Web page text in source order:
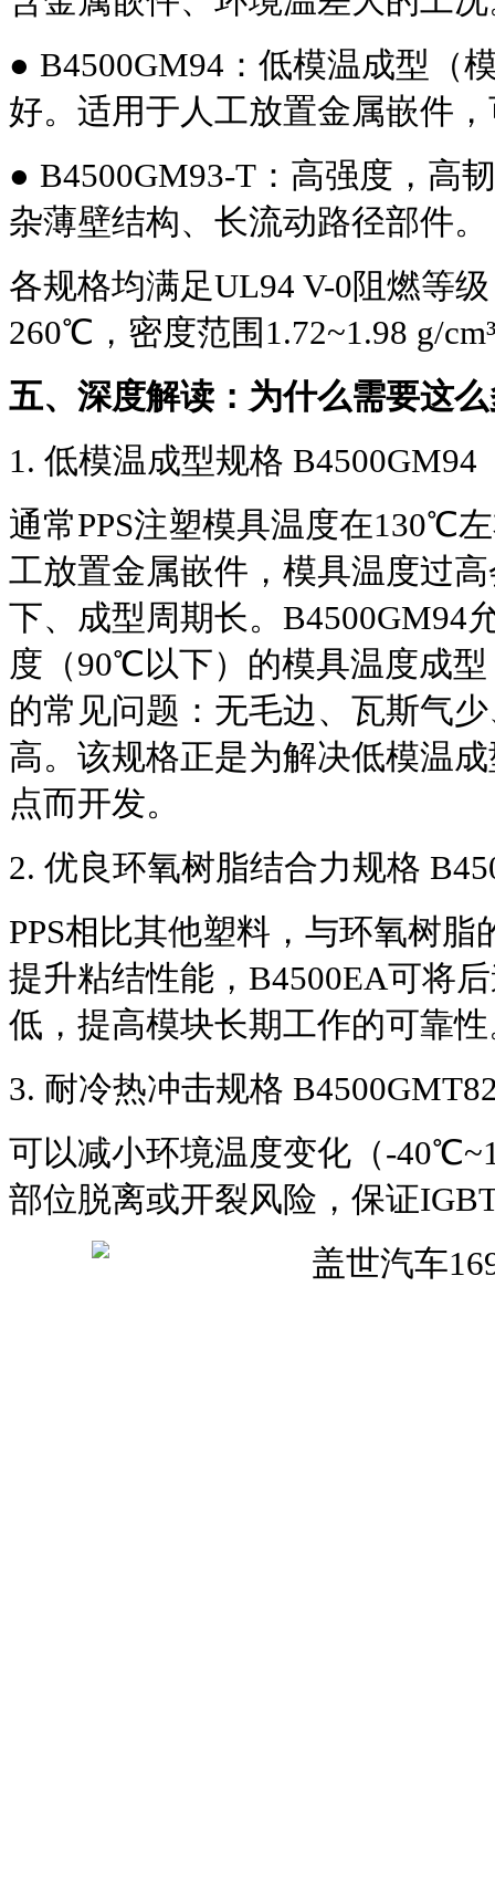
● B4500GM94：低模温成型（
好。适用于人工放置金属嵌件
● B4500GM93-T：高强度，高
杂薄壁结构、长流动路径部件。
各规格均满足UL94 V-0阻燃等
260℃，密度范围1.72~1.98 g/
五、深度解读：为什么需要这
1. 低模温成型规格 B4500GM94
通常PPS注塑模具温度在130℃
工放置金属嵌件，模具温度过
下、成型周期长。B4500GM94
度（90℃以下）的模具温度成
的常见问题：无毛边、瓦斯气
高。该规格正是为解决低模温
点而开发。
2. 优良环氧树脂结合力规格
PPS相比其他塑料，与环氧树
提升粘结性能，B4500EA可将
低，提高模块长期工作的可靠
3. 耐冷热冲击规格
可以减小环境温度变化（-
部位脱离或开裂风险，保证